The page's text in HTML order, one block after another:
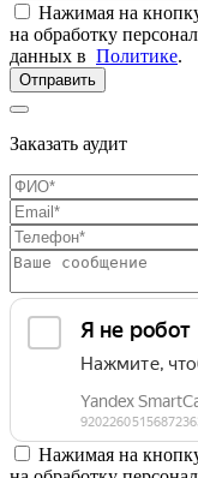
Нажимая на
на обработку
данных в Политике.
Отправить
Заказать аудит
Нажимая на